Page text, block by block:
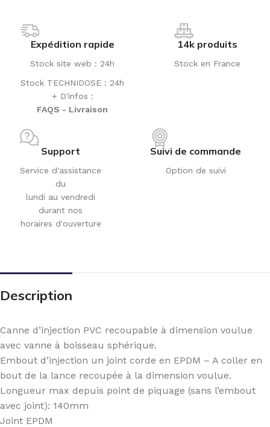
Expédition rapide
Stock site web : 24h
Stock TECHNIDOSE : 24h
+ D'infos :
FAQS - Livraison
14k produits
Stock en France
Support
Service d'assistance
du
lundi au vendredi
durant nos
horaires d'ouverture
Suivi de commande
Option de suivi
Description
Canne d’injection PVC recoupable à dimension voulue
avec vanne à boisseau sphérique.
Embout d’injection un joint corde en EPDM – A coller en
bout de la lance recoupée à la dimension voulue.
Longueur max depuis point de piquage (sans l’embout
avec joint): 140mm
Joint EPDM